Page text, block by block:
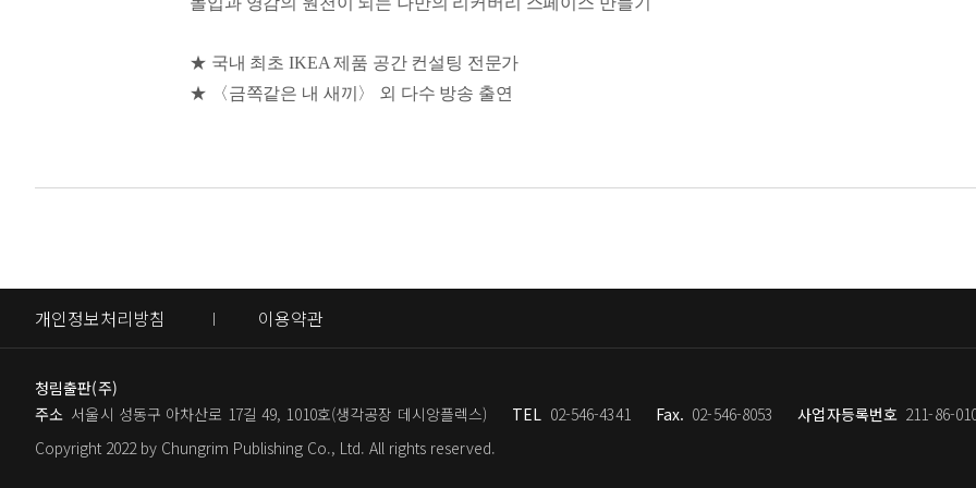
물론 외부 공간이 주는 새로움과 해방감은 분명 존재한다. 하지만 날마다 새로운 장소로 이동할 수는 없
에게 이렇게 물어보자. ‘지금의 나는 어떤 공간에서 가장 잘 회복될 수 있는가? 그리고 그 회복을 위해 나
가장 가까운 심리상담실이자, 회복의 정원이다. 그러니 집을 조금만 더 의식적으로 바라보자. 회복은 어
★ 국내 최초 IKEA 제품 공간 컨설팅 전문가
★ 〈금쪽같은 내 새끼〉 외 다수 방송 출연
출간되었다. 살다 보면 이따금 ‘이번엔 진짜로 변하고 싶다’ ‘앞으로는 다르게 살고 싶다’라고 느끼는
을 극대화하라. 공간을 통해 치유받고 회복하고자 한다면 그곳에 햇빛을 들여라. 공간을 가꾸는 일은 완
작으로 당신만의 회복과 충전, 몰입과 영감의 원천이 되는 리커버리 스페이스를 만들 수 있을 것이다.
개인정보처리방침 이용약관
청림출판(주)
주소 서울시 성동구 아차산로 17길 49, 1010호(생각공장 데시앙플렉스) TEL 02-546-4341 Fax. 02-546-8053 사업자등록번호 211-86-
Copyright 2022 by Chungrim Publishing Co., Ltd. All rights reserved.